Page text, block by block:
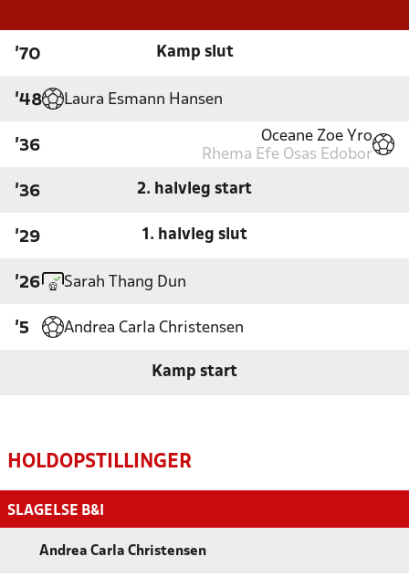
'70 Kamp slut
'48 Laura Esmann Hansen
'36
Oceane Zoe Yro
Rhema Efe Osas Edobor
'36 2. halvleg start
'29 1. halvleg slut
'26 Sarah Thang Dun
'5 Andrea Carla Christensen
Kamp start
HOLDOPSTILLINGER
SLAGELSE B&I
Andrea Carla Christensen